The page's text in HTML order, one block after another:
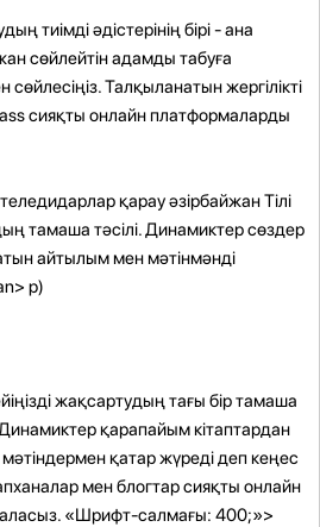
тиімді әдістерінің бірі - ана
сөйлейтін адамды табуға
Талқыланатын жергілікті
сияқты онлайн платформаларды
қарау әзірбайжан Тілі
тамаша тәсілі. Динамиктер сөздер
айтылым мен мәтінмәнді
p)
жақсартудың тағы бір тамаша
Динамиктер қарапайым кітаптардан
мәтіндермен қатар жүреді деп кеңес
мен блогтар сияқты онлайн
«Шрифт-салмағы: 400;»>